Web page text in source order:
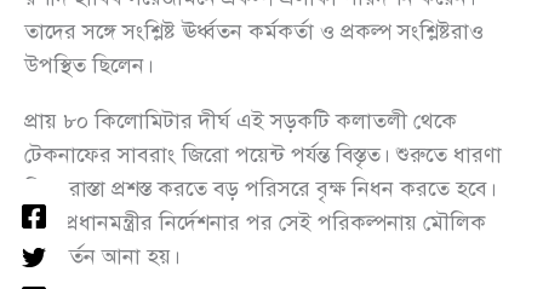
তাদের সঙ্গে সংশ্লিষ্ট ঊর্ধ্বতন কর্মকর্তা ও প্রকল্প সংশ্লিষ্টরাও
উপস্থিত ছিলেন।
প্রায় ৮০ কিলোমিটার দীর্ঘ এই সড়কটি কলাতলী থেকে
টেকনাফের সাবরাং জিরো পয়েন্ট পর্যন্ত বিস্তৃত। শুরুতে ধারণা
ছিল, রাস্তা প্রশস্ত করতে বড় পরিসরে বৃক্ষ নিধন করতে হবে।
কিন্তু প্রধানমন্ত্রীর নির্দেশনার পর সেই পরিকল্পনায় মৌলিক
পরিবর্তন আনা হয়।